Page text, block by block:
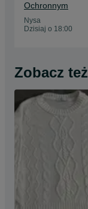
Ochronnym
Nysa
Dzisiaj o 18:00
Zobacz też